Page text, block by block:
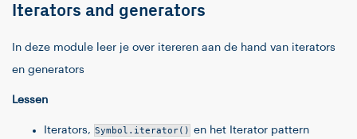
Iterators and generators
In deze module leer je over itereren aan de hand van iterators
en generators
Lessen
Iterators, Symbol.iterator() en het Iterator pattern